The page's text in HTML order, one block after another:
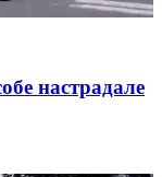
настрадале